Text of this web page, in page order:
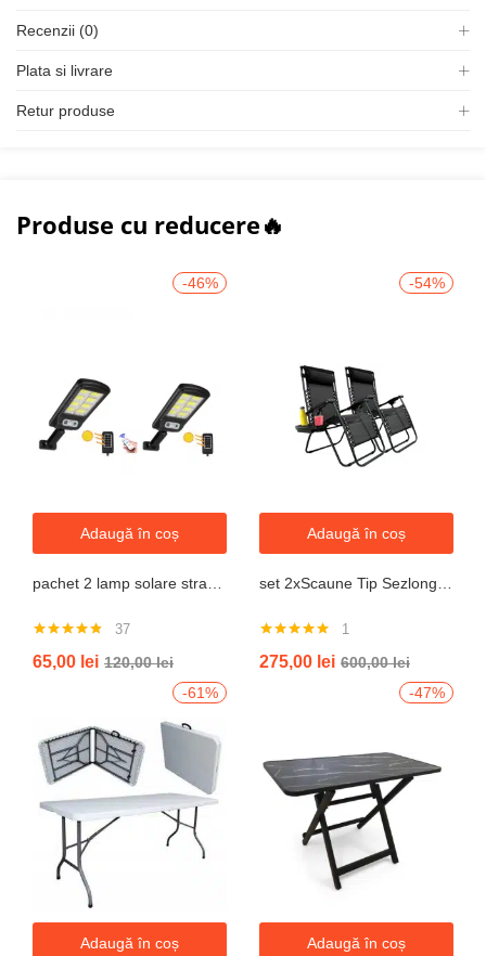
Recenzii (0)
Plata si livrare
Retur produse
Produse cu reducere🔥
-46%
Adaugă în coș
4.76din 5
37
65,00 lei 120,00lei
-54%
Adaugă în coș
5.00din 5
1
275,00 lei 600,00lei
-61%
Adaugă în coș
-47%
Adaugă în coș